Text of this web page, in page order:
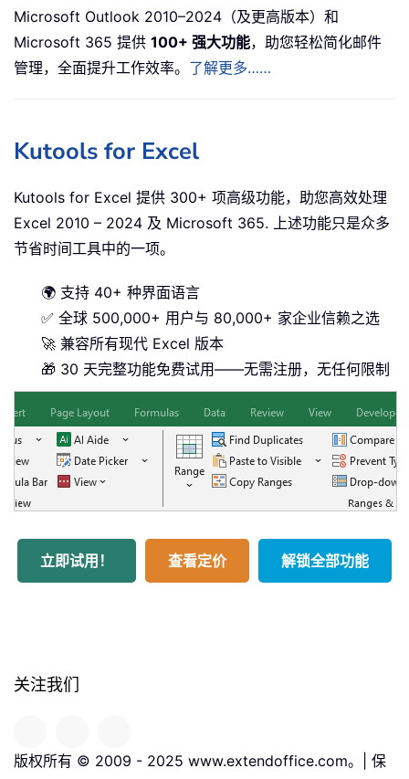
Microsoft Outlook 2010–2024（及更高版本）和
Microsoft 365 提供 100+ 强大功能，助您轻松简化邮件
管理，全面提升工作效率。 了解更多……
Kutools for Excel
Kutools for Excel 提供 300+ 项高级功能，助您高效处理
Excel 2010 – 2024 及 Microsoft 365. 上述功能只是众多
节省时间工具中的一项。
🌍 支持 40+ 种界面语言
✅ 全球 500,000+ 用户与 80,000+ 家企业信赖之选
🚀 兼容所有现代 Excel 版本
🎁 30 天完整功能免费试用——无需注册，无任何限制
立即试用！ 查看定价 解锁全部功能
关注我们
版权所有 © 2009 - 2025 www.extendoffice.com。| 保